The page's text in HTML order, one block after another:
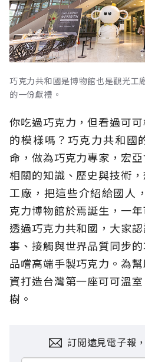
巧克力共和國是博物館也是觀光工
的一份獻禮。
你吃過巧克力，但看過可
的模樣嗎？巧克力共和國
命，做為巧克力專家，宏
相關的知識、歷史與技術
工廠，把這些介紹給國人
克力博物館於焉誕生，一
透過巧克力共和國，大家
事、接觸與世界品質同步
品嚐高端手製巧克力。為
資打造台灣第一座可可溫
樹。
訂閱遠見電子報